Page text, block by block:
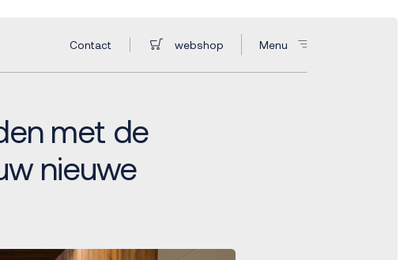
Contact webshop Menu
met de
nieuwe